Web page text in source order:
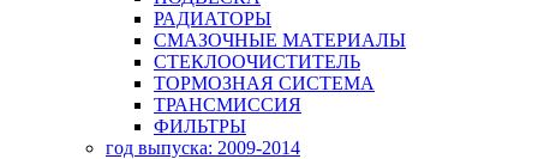
РАДИАТОРЫ
СМАЗОЧНЫЕ МАТЕРИАЛЫ
СТЕКЛООЧИСТИТЕЛЬ
ТОРМОЗНАЯ СИСТЕМА
ТРАНСМИССИЯ
ФИЛЬТРЫ
год выпуска: 2009-2014